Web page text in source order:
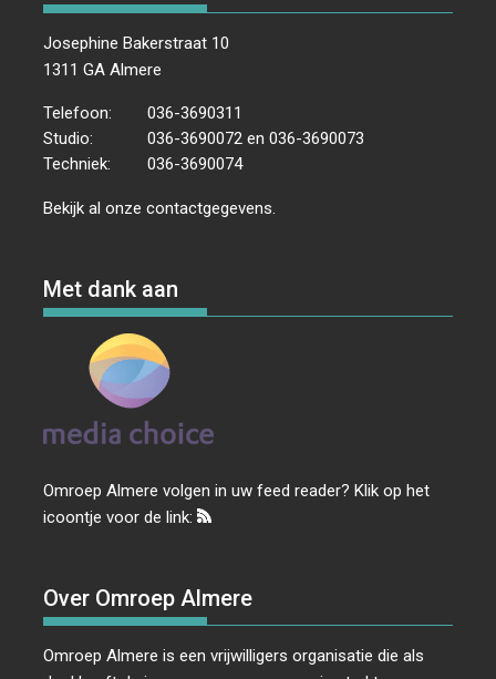
Josephine Bakerstraat 10
1311 GA Almere
Telefoon:
036-3690311
Studio:
036-3690072 en 036-3690073
Techniek:
036-3690074
Bekijk al onzecontactgegevens
Met dank aan
Omroep Almere volgen in uw feed reader? Klik op het
icoontje voor de link:
Over Omroep Almere
Omroep Almere is een vrijwilligers organisatie die als